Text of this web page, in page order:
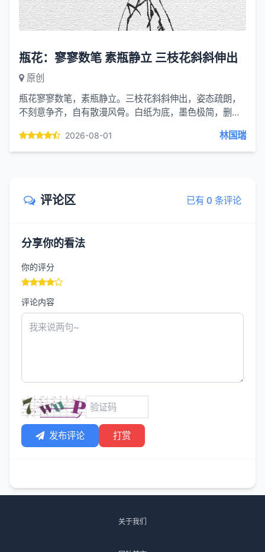
瓶花：寥寥数笔 素瓶静立 三枝花斜斜伸出
原创
瓶花寥寥数笔，素瓶静立。三枝花斜斜伸出，姿态疏朗，
不刻意争齐，自有散漫风骨。白纸为底，墨色极简，删去
姹紫嫣红，却...2026-08-01 林国瑞
评论区 已有 0 条评论
分享你的看法
你的评分
评论内容
发布评论 打赏
关于我们